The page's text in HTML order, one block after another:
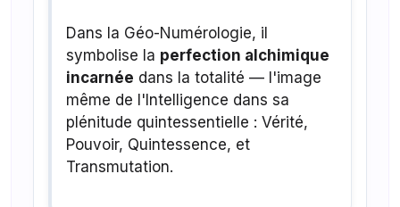
Dans la Géo-Numérologie, il
symbolise la perfection alchimique
incarnée dans la totalité — l'image
même de l'Intelligence dans sa
plénitude quintessentielle : Vérité,
Pouvoir, Quintessence, et
Transmutation.